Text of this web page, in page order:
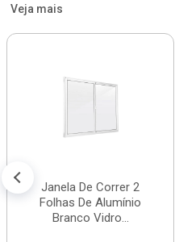
Veja mais
Janela De Correr 2
Folhas De Alumínio
Branco Vidro...